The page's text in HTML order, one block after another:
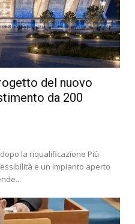
del nuovo
da 200
la riqualificazione Più
e un impianto aperto